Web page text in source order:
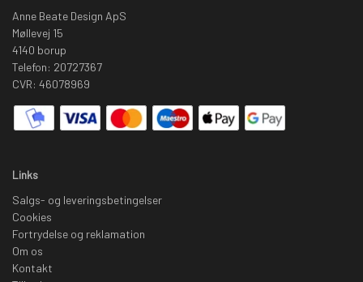
Anne Beate Design ApS
Møllevej 15
4140 borup
Telefon: 20727367
CVR: 46078969
Links
Salgs- og leveringsbetingelser
Cookies
Fortrydelse og reklamation
Om os
Kontakt